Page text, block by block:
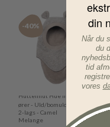
-40%
Huttelihut Hue m.
ører - Uld/bomuld -
2-lags - Camel
Melange
-
- Adi
din
Når du
du
tid
vores